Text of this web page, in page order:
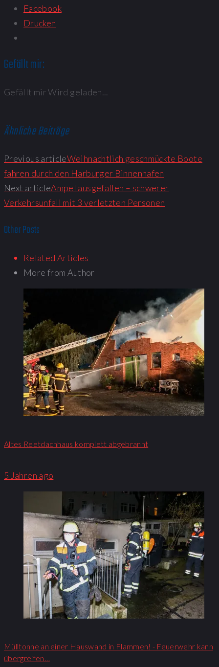
Facebook
Drucken
Gefällt mir:
Gefällt mirWird geladen...
Ähnliche Beiträge
Previous articleWeihnachtlich geschmückte Boote
fahren durch den Harburger Binnenhafen
Next articleAmpel ausgefallen – schwerer
Verkehrsunfall mit 3 verletzten Personen
Other Posts
Related Articles
More from Author
Altes Reetdachhaus komplett abgebrannt
5 Jahren ago
Mülltonne an einer Hauswand in Flammen! - Feuerwehr kann
übergreifen…